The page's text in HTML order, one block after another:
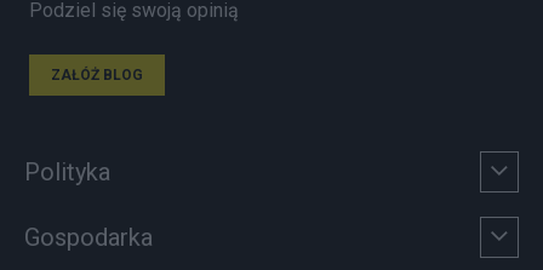
Podziel się swoją opinią
ZAŁÓŻ BLOG
Polityka
Gospodarka